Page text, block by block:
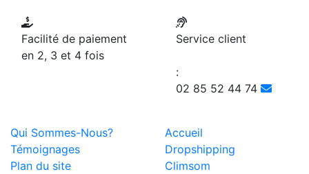
Facilité de paiement
en 2, 3 et 4 fois
Service client
:
02 85 52 44 74
Qui Sommes-Nous?
Accueil
Témoignages
Dropshipping
Plan du site
Climsom